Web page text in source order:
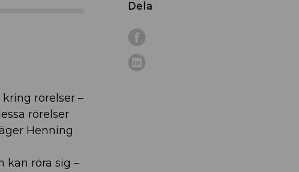
Dela
rörelser –
rörelser
Henning
kan röra sig –